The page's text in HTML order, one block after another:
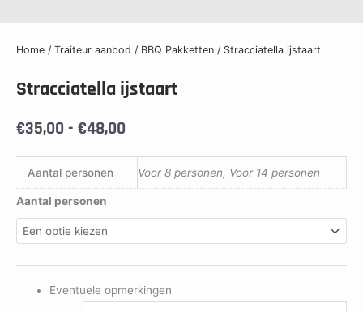
Home / Traiteur aanbod / BBQ Pakketten / Stracciatella ijstaart
Stracciatella ijstaart
€35,00 - €48,00
Aantal personen Voor 8 personen, Voor 14 personen
Aantal personen
Eventuele opmerkingen